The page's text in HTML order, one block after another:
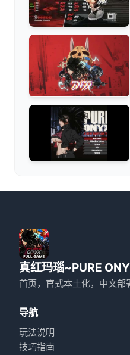
真红玛瑙~PURE
首页，官式本土化，中文部
导航
玩法说明
技巧指南